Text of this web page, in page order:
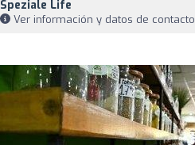
Speziale Life
Ver información y datos de contacto